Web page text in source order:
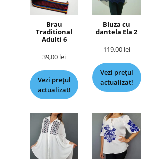
Brau
Traditional
Adulti 6
39,00 lei
Vezi prețul
actualizat!
Bluza cu
dantela Ela 2
119,00 lei
Vezi prețul
actualizat!